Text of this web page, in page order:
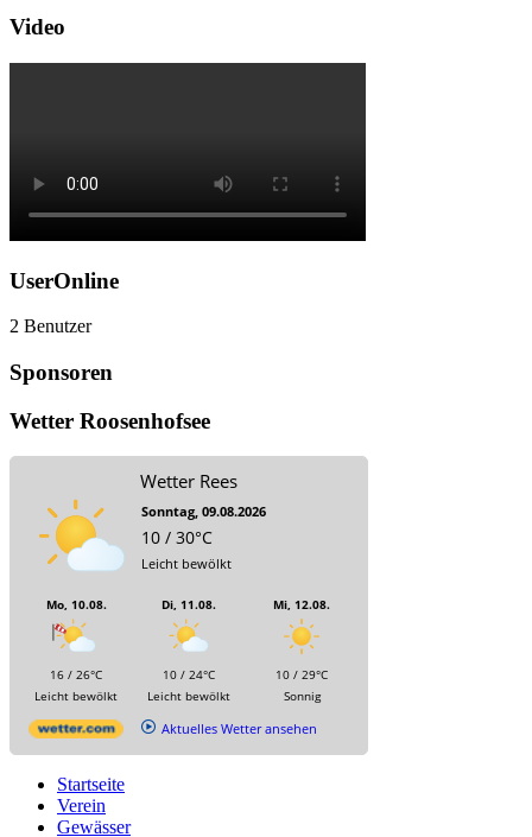
Video
UserOnline
2 Benutzer
Sponsoren
Wetter Roosenhofsee
Wetter Rees
Sonntag, 09.08.2026
10 / 30°C
Leicht bewölkt
Mo, 10.08.
16 / 26°C
Leicht bewölkt
Di, 11.08.
10 / 24°C
Leicht bewölkt
Mi, 12.08.
10 / 29°C
Sonnig
Aktuelles Wetter ansehen
Startseite
Verein
Gewässer